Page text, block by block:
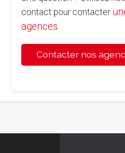
contact pour contacter
agences
Contacter nos